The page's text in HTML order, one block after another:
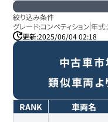
絞り込み条件
グレード:コンペティション 年式:
更新:2025/06/04 02:18
中古車市
類似車両よ
RANK 車両名